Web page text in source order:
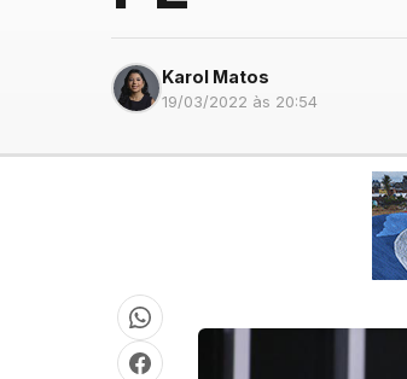
Karol Matos
19/03/2022 às 20:54